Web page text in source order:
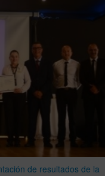
de resultados de la